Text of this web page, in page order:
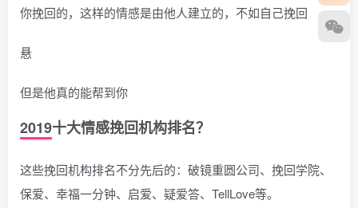
你挽回的，这样的情感是由他人建立的，不如自己挽回
悬
但是他真的能帮到你
2019十大情感挽回机构排名？
这些挽回机构排名不分先后的：破镜重圆公司、挽回学院、
保爱、幸福一分钟、启爱、疑爱答、TellLove等。